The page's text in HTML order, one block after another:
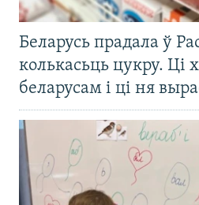
Беларусь прадала ў
колькасьць цукру. Ці
беларусам і ці ня